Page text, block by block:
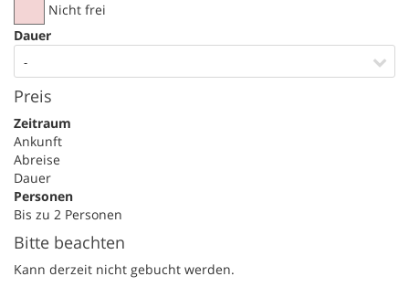
Nicht frei
Dauer
-
Preis
Zeitraum
Ankunft
Abreise
Dauer
Personen
Bis zu 2 Personen
Bitte beachten
Kann derzeit nicht gebucht werden.